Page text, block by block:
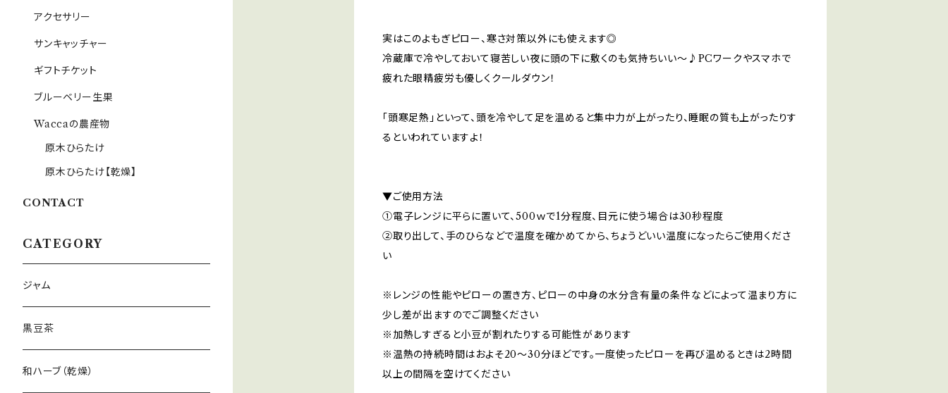
実はこのよもぎピロー、寒さ対策以外にも使えます◎
冷蔵庫で冷やしておいて寝苦しい夜に頭の下に敷くのも気持ちいい～♪PCワークやスマホで
疲れた眼精疲労も優しくクールダウン！
「頭寒足熱」といって、頭を冷やして足を温めると集中力が上がったり、睡眠の質も上がったりす
るといわれていますよ！
▼ご使用方法
①電子レンジに平らに置いて、500ｗで1分程度、目元に使う場合は30秒程度
②取り出して、手のひらなどで温度を確かめてから、ちょうどいい温度になったらご使用くださ
い
※レンジの性能やピローの置き方、ピローの中身の水分含有量の条件などによって温まり方に
少し差が出ますのでご調整ください
※加熱しすぎると小豆が割れたりする可能性があります
※温熱の持続時間はおよそ20～30分ほどです。一度使ったピローを再び温めるときは2時間
以上の間隔を空けてください
アクセサリー
サンキャッチャー
ギフトチケット
ブルーベリー生果
Waccaの農産物
原木ひらたけ
原木ひらたけ【乾燥】
CONTACT
CATEGORY
ジャム
黒豆茶
和ハーブ（乾燥）